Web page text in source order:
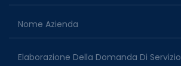
Nome Azienda
Elaborazione Della Domanda Di Servizio